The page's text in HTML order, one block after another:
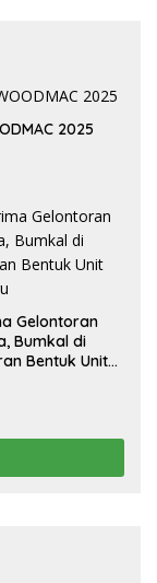
2025
Gelontoran
Bumkal di
Bentuk Unit